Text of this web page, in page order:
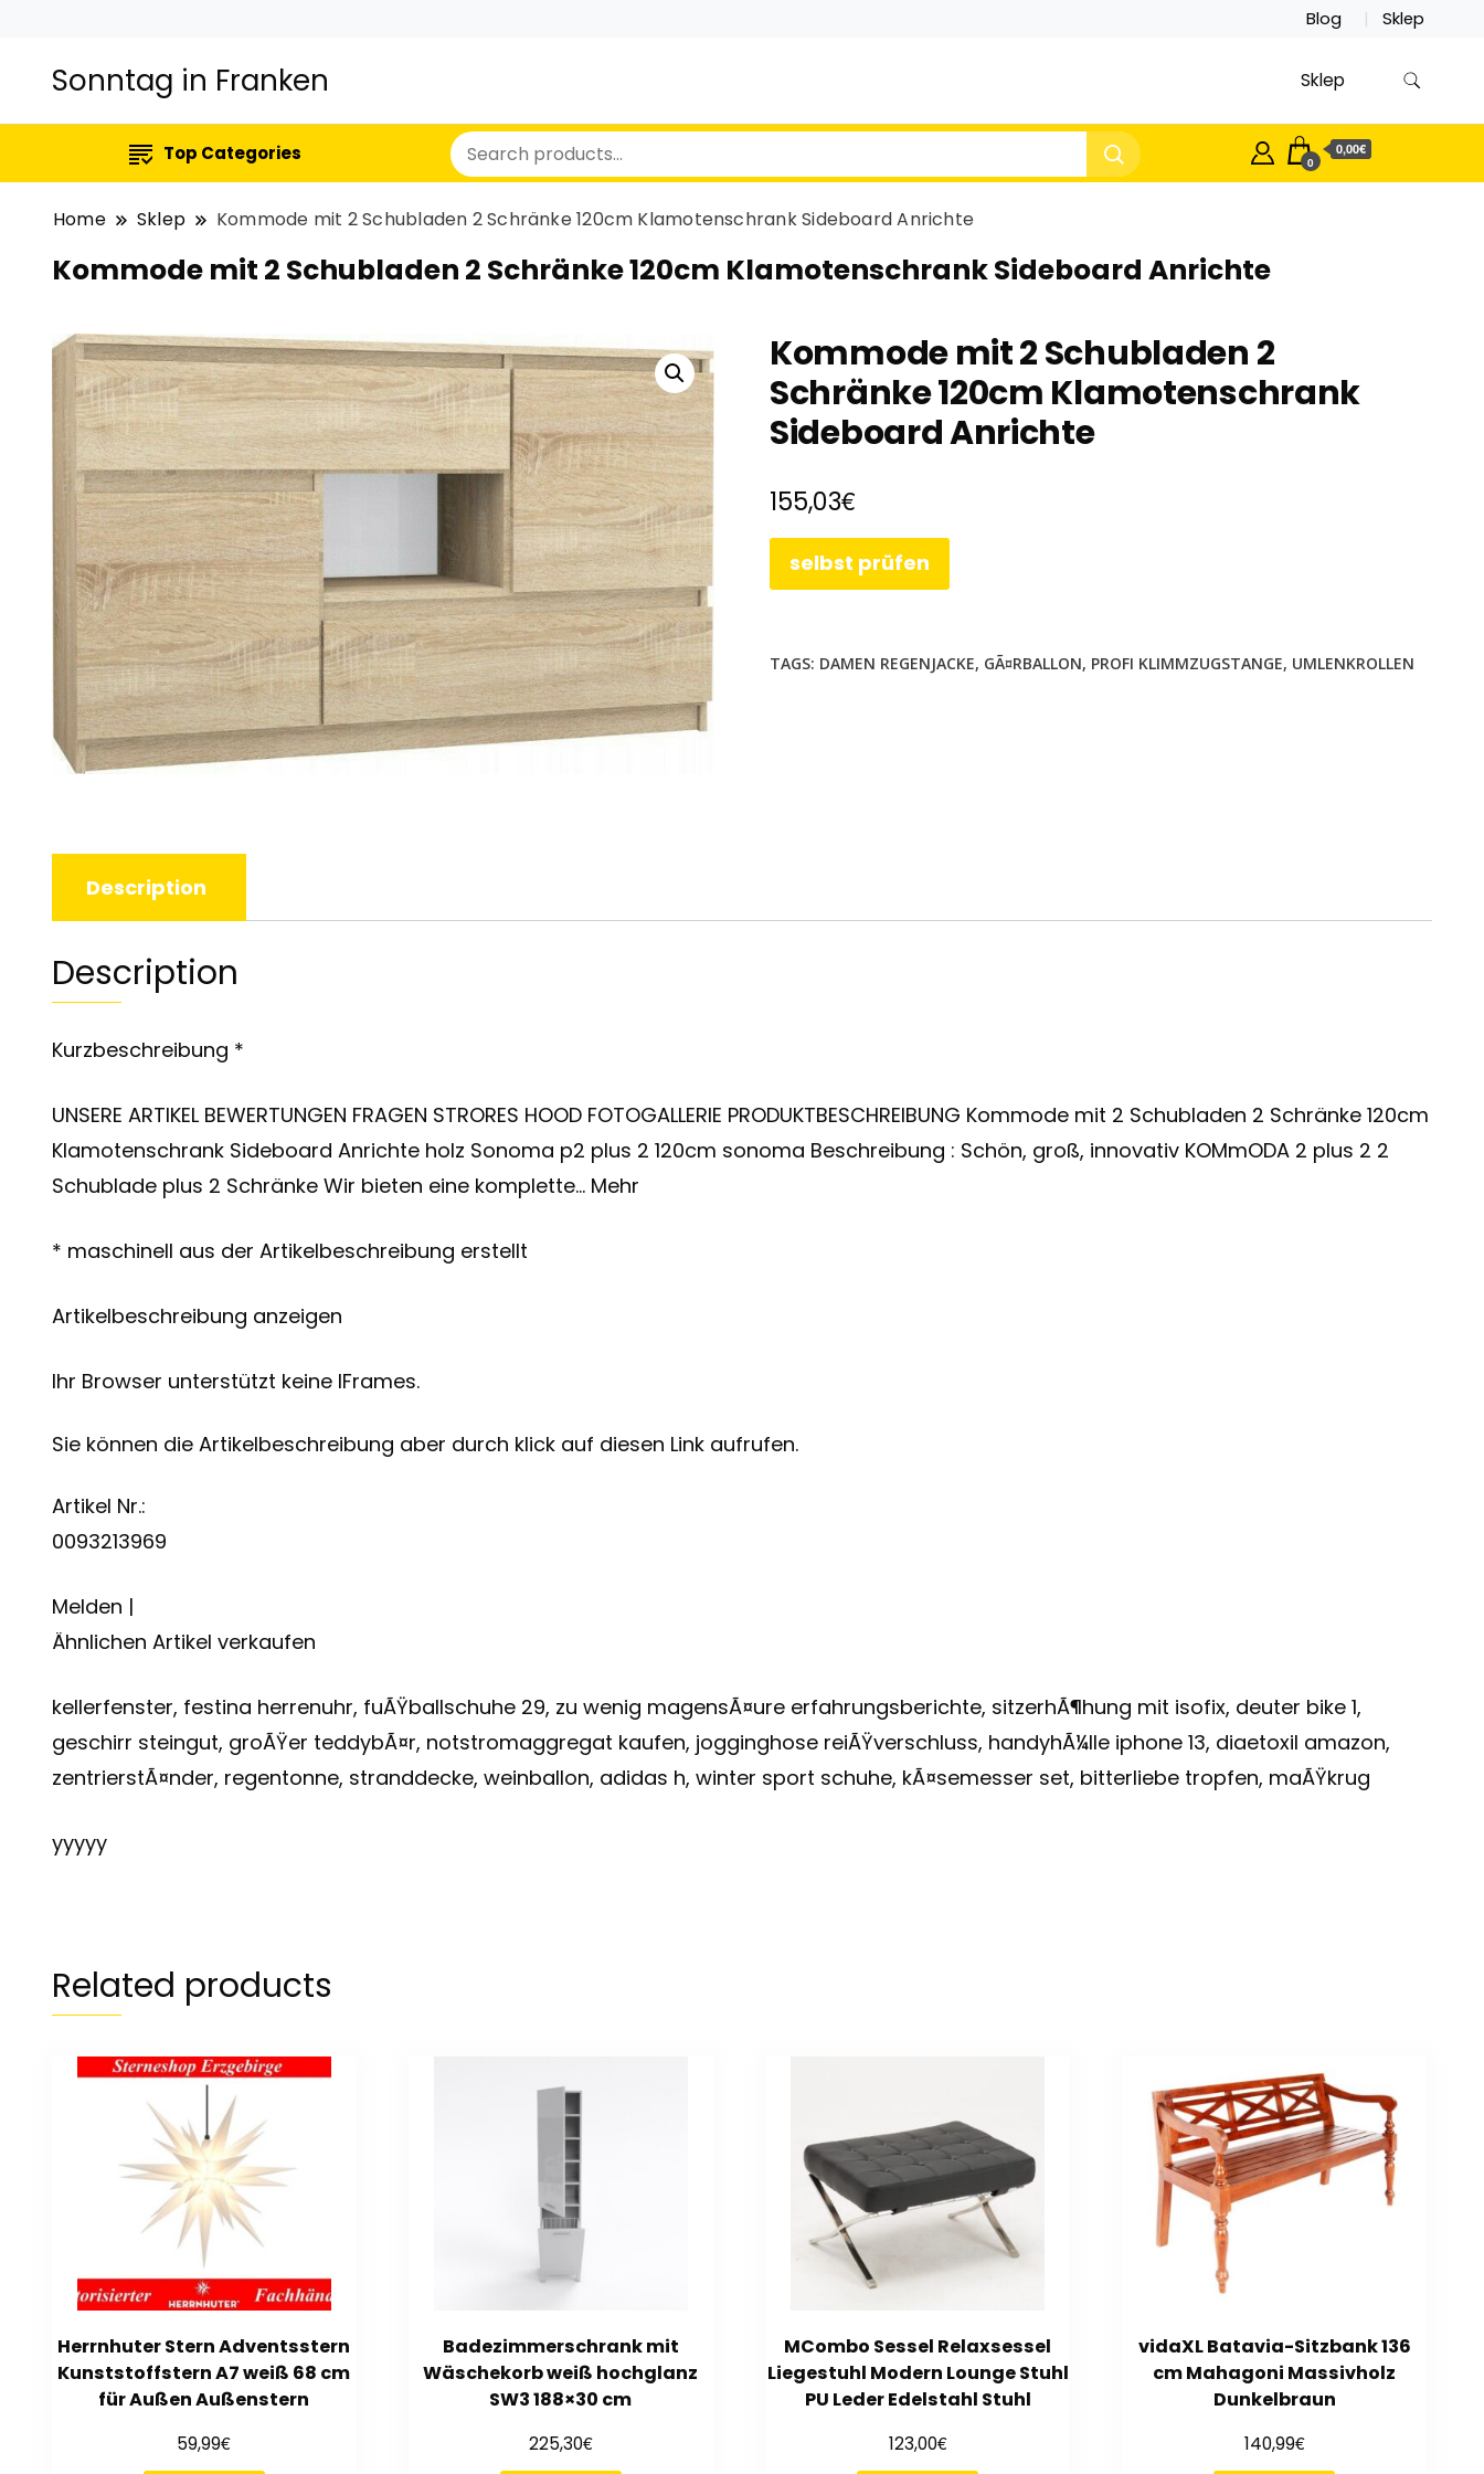
Blog Sklep
Sonntag in Franken Sklep
Top Categories 0
0,00€
Home Sklep Kommode mit 2 Schubladen 2 Schränke 120cm Klamotenschrank Sideboard Anrichte
Kommode mit 2 Schubladen 2 Schränke 120cm Klamotenschrank Sideboard Anrichte
Kommode mit 2 Schubladen 2
Schränke 120cm Klamotenschrank
Sideboard Anrichte
155,03€
selbst prüfen
TAGS: DAMEN REGENJACKE, GÃ¤RBALLON, PROFI KLIMMZUGSTANGE, UMLENKROLLEN
Description
Description
Kurzbeschreibung *
UNSERE ARTIKEL BEWERTUNGEN FRAGEN STRORES HOOD FOTOGALLERIE PRODUKTBESCHREIBUNG Kommode mit 2 Schubladen 2 Schränke 120cm
Klamotenschrank Sideboard Anrichte holz Sonoma p2 plus 2 120cm sonoma Beschreibung : Schön, groß, innovativ KOMmODA 2 plus 2 2
Schublade plus 2 Schränke Wir bieten eine komplette… Mehr
* maschinell aus der Artikelbeschreibung erstellt
Artikelbeschreibung anzeigen
Ihr Browser unterstützt keine IFrames.
Sie können die Artikelbeschreibung aber durch klick auf diesen Link aufrufen.
Artikel Nr.:
0093213969
Melden |
Ähnlichen Artikel verkaufen
kellerfenster, festina herrenuhr, fuÃŸballschuhe 29, zu wenig magensÃ¤ure erfahrungsberichte, sitzerhÃ¶hung mit isofix, deuter bike 1,
geschirr steingut, groÃŸer teddybÃ¤r, notstromaggregat kaufen, jogginghose reiÃŸverschluss, handyhÃ¼lle iphone 13, diaetoxil amazon,
zentrierstÃ¤nder, regentonne, stranddecke, weinballon, adidas h, winter sport schuhe, kÃ¤semesser set, bitterliebe tropfen, maÃŸkrug
yyyyy
Related products
Herrnhuter Stern Adventsstern
Kunststoffstern A7 weiß 68 cm
für Außen Außenstern
59,99€
Badezimmerschrank mit
Wäschekorb weiß hochglanz
SW3 188×30 cm
225,30€
MCombo Sessel Relaxsessel
Liegestuhl Modern Lounge Stuhl
PU Leder Edelstahl Stuhl
123,00€
vidaXL Batavia-Sitzbank 136
cm Mahagoni Massivholz
Dunkelbraun
140,99€